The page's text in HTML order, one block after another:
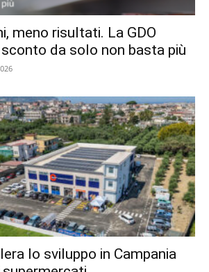
meno risultati. La GDO
da solo non basta più
lo sviluppo in Campania